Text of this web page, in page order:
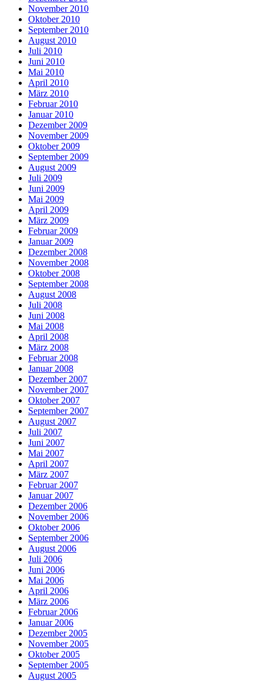
November 2010
Oktober 2010
September 2010
August 2010
Juli 2010
Juni 2010
Mai 2010
April 2010
März 2010
Februar 2010
Januar 2010
Dezember 2009
November 2009
Oktober 2009
September 2009
August 2009
Juli 2009
Juni 2009
Mai 2009
April 2009
März 2009
Februar 2009
Januar 2009
Dezember 2008
November 2008
Oktober 2008
September 2008
August 2008
Juli 2008
Juni 2008
Mai 2008
April 2008
März 2008
Februar 2008
Januar 2008
Dezember 2007
November 2007
Oktober 2007
September 2007
August 2007
Juli 2007
Juni 2007
Mai 2007
April 2007
März 2007
Februar 2007
Januar 2007
Dezember 2006
November 2006
Oktober 2006
September 2006
August 2006
Juli 2006
Juni 2006
Mai 2006
April 2006
März 2006
Februar 2006
Januar 2006
Dezember 2005
November 2005
Oktober 2005
September 2005
August 2005